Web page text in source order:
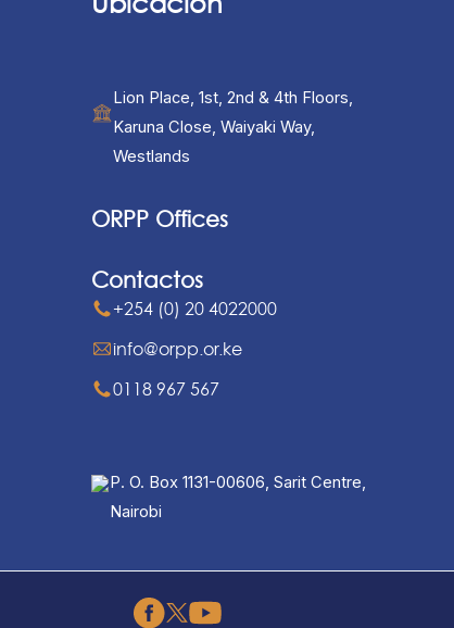
Lion Place, 1st, 2nd & 4th Floors,
Karuna Close, Waiyaki Way,
Westlands
ORPP Offices
Contactos
+254 (0) 20 4022000
info@orpp.or.ke
0118 967 567
P. O. Box 1131-00606, Sarit Centre,
Nairobi